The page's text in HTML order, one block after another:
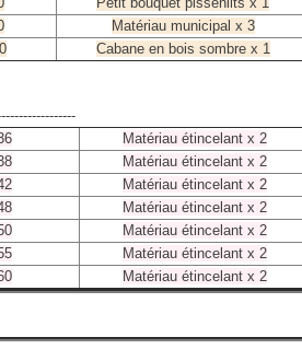
Matériau municipal x 3
Cabane en bois sombre x 1
Matériau étincelant x 2
Matériau étincelant x 2
Matériau étincelant x 2
Matériau étincelant x 2
Matériau étincelant x 2
Matériau étincelant x 2
Matériau étincelant x 2